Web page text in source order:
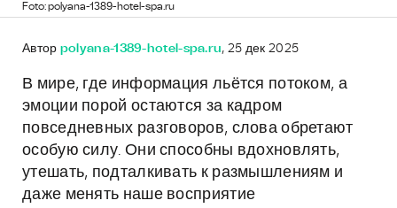
Foto: polyana-1389-hotel-spa.ru
Автор polyana-1389-hotel-spa.ru, 25 дек 2025
В мире, где информация льётся потоком, а
эмоции порой остаются за кадром
повседневных разговоров, слова обретают
особую силу. Они способны вдохновлять,
утешать, подталкивать к размышлениям и
даже менять наше восприятие